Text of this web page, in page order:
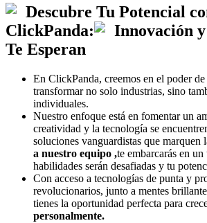
Descubre Tu Potencial
ClickPanda:
Innovación
Te Esperan
En ClickPanda, creemos en el poder
transformar no solo industrias, sino
individuales.
Nuestro enfoque está en fomentar un
creatividad y la tecnología se
soluciones vanguardistas que marquen
a nuestro equipo ,te embarcarás en
habilidades serán desafiadas y tu
Con acceso a tecnologías de punta y
revolucionarios, junto a mentes
tienes la oportunidad perfecta para
personalmente.